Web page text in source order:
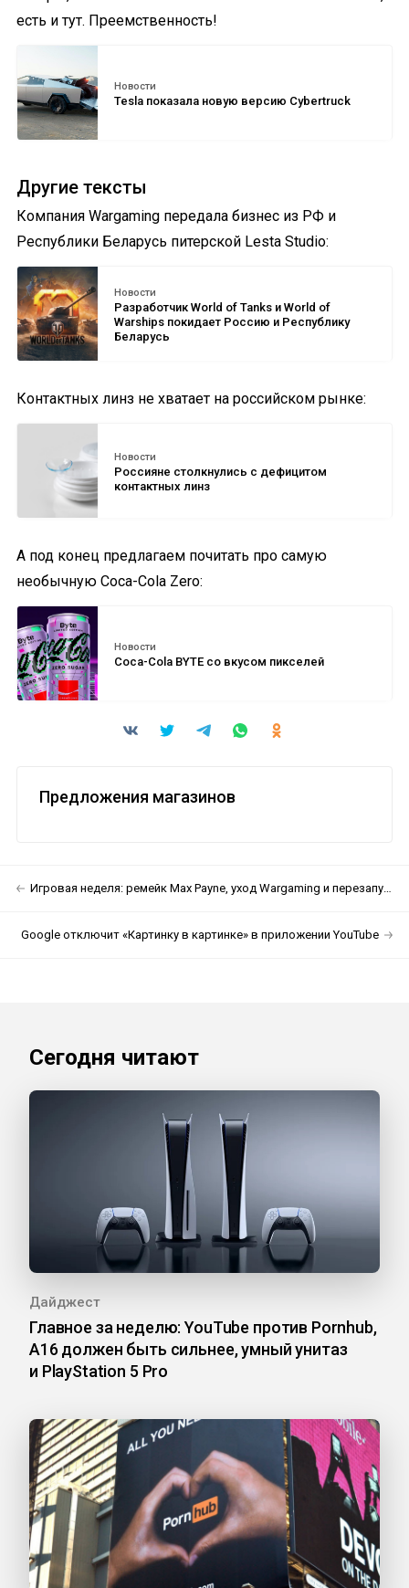
есть и тут. Преемственность!
Новости
Tesla показала новую версию Cybertruck
Другие тексты
Компания Wargaming передала бизнес из РФ и
Республики Беларусь питерской Lesta Studio:
Новости
Разработчик World of Tanks и World of
Warships покидает Россию и Республику
Беларусь
Контактных линз не хватает на российском рынке:
Новости
Россияне столкнулись с дефицитом
контактных линз
А под конец предлагаем почитать про самую
необычную Coca-Cola Zero:
Новости
Coca-Cola BYTE со вкусом пикселей
Предложения магазинов
Игровая неделя: ремейк Max Payne, уход Wargaming и перезапуск Ghost Recon
Google отключит «Картинку в картинке» в приложении YouTube
Сегодня читают
Дайджест
Главное за неделю: YouTube против Pornhub,
A16 должен быть сильнее, умный унитаз
и PlayStation 5 Pro